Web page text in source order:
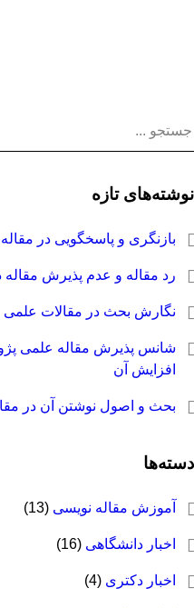
نوشته‌های تازه
بازنگری و پاسخگویی در
رد مقاله و عدم پذیرش
نگارش بحث در مقالات علمی
شانس پذیرش مقاله علمی
افزایش آن
بحث و اصول نوشتن آن در
دسته‌ها
آموزش مقاله نویسی (13)
اخبار دانشگاهی (16)
اخبار دکتری (4)